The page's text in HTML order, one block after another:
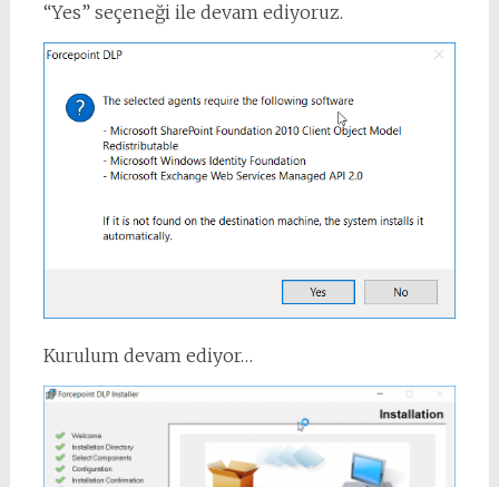
“Yes” seçeneği ile devam ediyoruz.
Kurulum devam ediyor…